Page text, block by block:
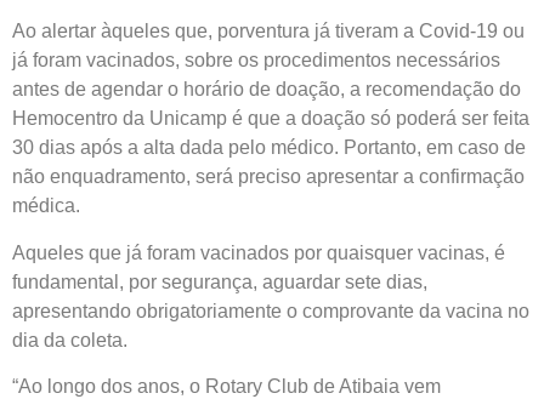
Ao alertar àqueles que, porventura já tiveram a Covid-19 ou
já foram vacinados, sobre os procedimentos necessários
antes de agendar o horário de doação, a recomendação do
Hemocentro da Unicamp é que a doação só poderá ser feita
30 dias após a alta dada pelo médico. Portanto, em caso de
não enquadramento, será preciso apresentar a confirmação
médica.
Aqueles que já foram vacinados por quaisquer vacinas, é
fundamental, por segurança, aguardar sete dias,
apresentando obrigatoriamente o comprovante da vacina no
dia da coleta.
“Ao longo dos anos, o Rotary Club de Atibaia vem